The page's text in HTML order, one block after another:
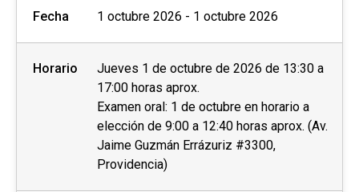
Fecha 1 octubre 2026 - 1 octubre 2026
Horario
Jueves 1 de octubre de 2026 de 13:30 a
17:00 horas aprox.
Examen oral: 1 de octubre en horario a
elección de 9:00 a 12:40 horas aprox. (Av.
Jaime Guzmán Errázuriz #3300,
Providencia)